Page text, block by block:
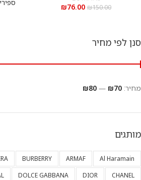
₪150.00
₪76.00
סנן לפי מחיר
מחיר: ₪70
—
₪80
מותגים
Al Haramain
ARMAF
BURBERRY
CHANEL
DIOR
DOLCE GABBANA